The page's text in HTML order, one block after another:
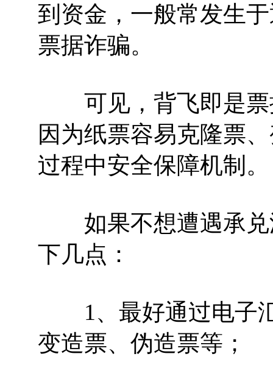
到资金，一般常发生
票据诈骗。
可见，背飞即是票
因为纸票容易克隆票
过程中安全保障机制。
如果不想遭遇承兑
下几点：
1、最好通过电子汇
变造票、伪造票等；